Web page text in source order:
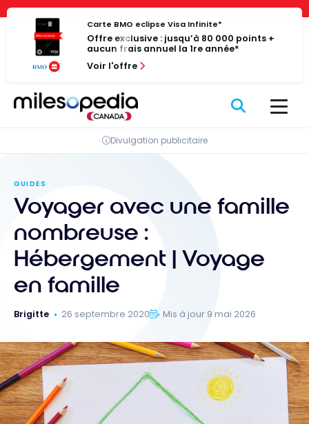
Panneau de gestion des cookies
Passer
contenu
Carte BMO eclipse Visa Infinite*
Offre exclusive : jusqu’à 80 000 points +
aucun frais annuel la 1re année*
Voir l'offre
Divulgation publicitaire
GUIDES
Voyager avec une famille
nombreuse :
Hébergement | Voyage
en famille
Brigitte 26 septembre 2020 Mis à jour 9 mai 2026